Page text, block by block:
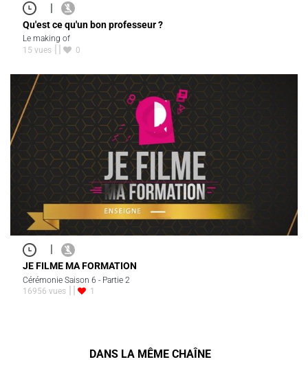
|
Qu'est ce qu'un bon professeur ?
Le making of
15 vues
0
|
JE FILME MA FORMATION
Cérémonie Saison 6 - Partie 2
16956 vues
1
DANS LA MÊME CHAÎNE